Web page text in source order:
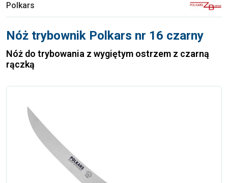
Polkars
Nóż trybownik Polkars nr 16 czarny
Nóż do trybowania z wygiętym ostrzem z czarną
rączką